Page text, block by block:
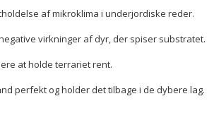
af mikroklima i underjordiske reder.
virkninger af dyr, der spiser substratet.
at holde terrariet rent.
perfekt og holder det tilbage i de dybere lag.